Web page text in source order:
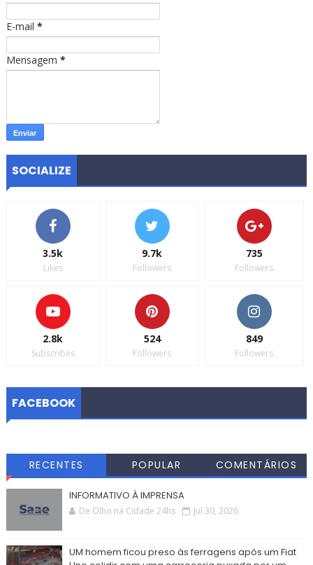
E-mail *
Mensagem *
SOCIALIZE
3.5k
Likes
9.7k
Followers
735
Followers
2.8k
Subscribes
524
Followers
849
Followers
FACEBOOK
RECENTES POPULAR COMENTÁRIOS
INFORMATIVO À IMPRENSA
De Olho na Cidade 24hs Jul 30, 2026
UM homem ficou preso às ferragens após um Fiat